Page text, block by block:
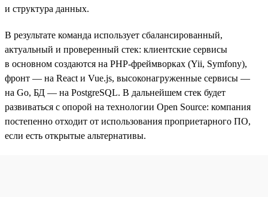
и структура данных.
В результате команда использует сбалансированный,
актуальный и проверенный стек: клиентские сервисы
в основном создаются на PHP-фреймворках (Yii, Symfony),
фронт — на React и Vue.js, высоконагруженные сервисы —
на Go, БД — на PostgreSQL. В дальнейшем стек будет
развиваться с опорой на технологии Open Source: компания
постепенно отходит от использования проприетарного ПО,
если есть открытые альтернативы.